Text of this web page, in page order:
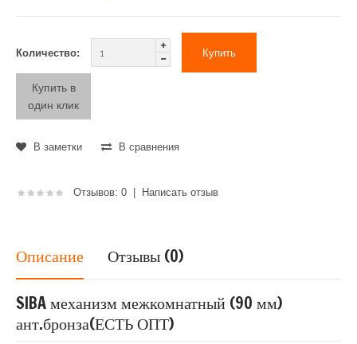
Количество:
Купить в
один клик
В заметки В сравнения
Отзывов: 0 | Написать отзыв
Описание Отзывы (0)
SIBA механизм межкомнатный (90 мм)
ант.бронза(ЕСТЬ ОПТ)